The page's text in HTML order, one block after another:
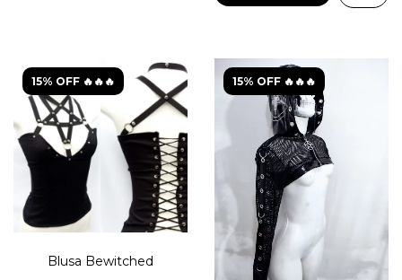
15% OFF 🔥🔥🔥
Blusa Bewitched
15% OFF 🔥🔥🔥